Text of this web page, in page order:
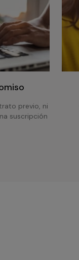
previo, ni
suscripción